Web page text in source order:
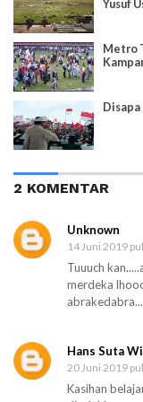
Yusuf
Metro
2 KOMENTAR
Unknown
14 Juni 2019
Tuuuch
merdeka
Hans Suta
20 Juni 2019
Kasihan